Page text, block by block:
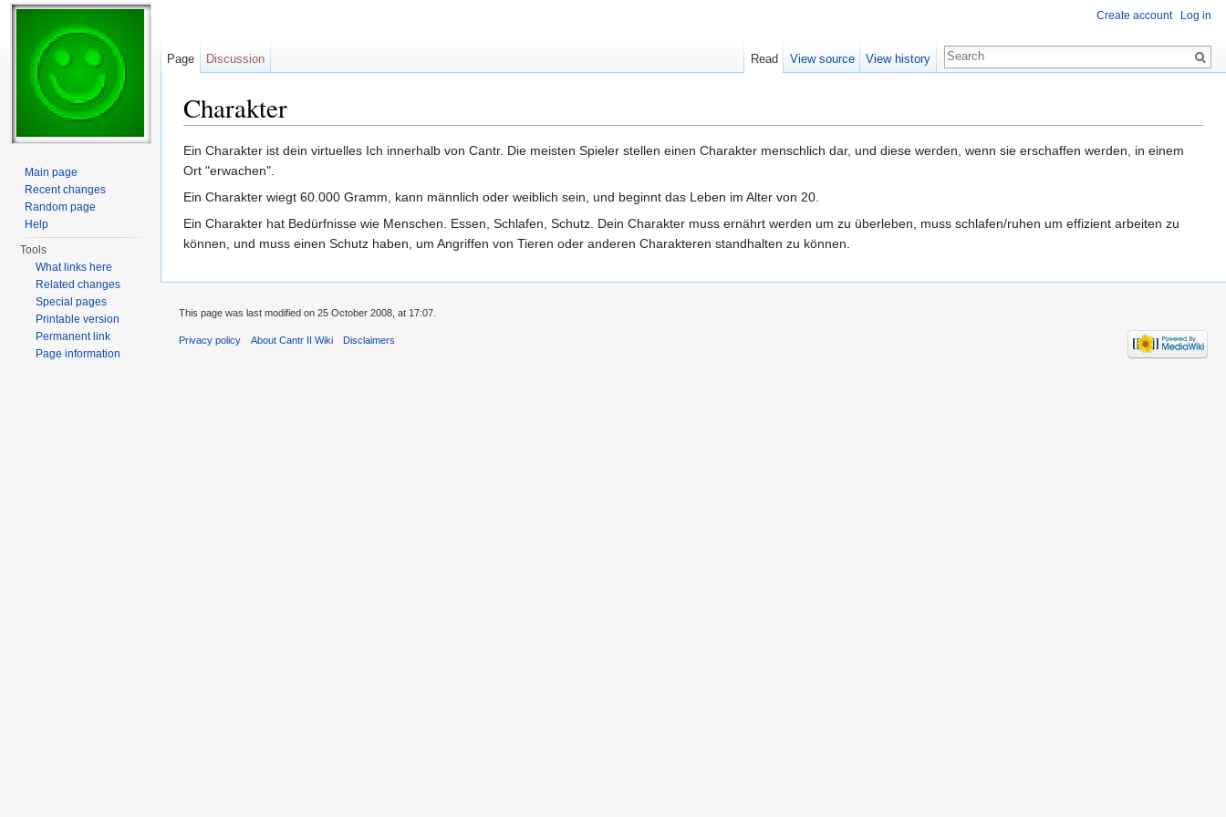
Charakter
Ein Charakter ist dein virtuelles Ich innerhalb von Cantr. Die meisten Spieler stellen einen Charakter menschlich dar, und diese werden, wenn sie erschaffen werden, in einem
Ort "erwachen".
Ein Charakter wiegt 60.000 Gramm, kann männlich oder weiblich sein, und beginnt das Leben im Alter von 20.
Ein Charakter hat Bedürfnisse wie Menschen. Essen, Schlafen, Schutz. Dein Charakter muss ernährt werden um zu überleben, muss schlafen/ruhen um effizient arbeiten zu
können, und muss einen Schutz haben, um Angriffen von Tieren oder anderen Charakteren standhalten zu können.
Create account Log in
Page Discussion Read View source View history
Main page
Recent changes
Random page
Help
Tools
What links here
Related changes
Special pages
Printable version
Permanent link
Page information
This page was last modified on 25 October 2008, at 17:07.
Privacy policy About Cantr II Wiki Disclaimers